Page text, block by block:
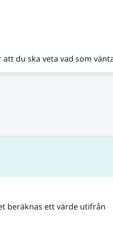
du ska veta vad som
beräknas ett värde utifrån